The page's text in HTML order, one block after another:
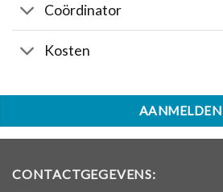
Coördinator
Kosten
AANMELDEN
CONTACTGEGEVENS: